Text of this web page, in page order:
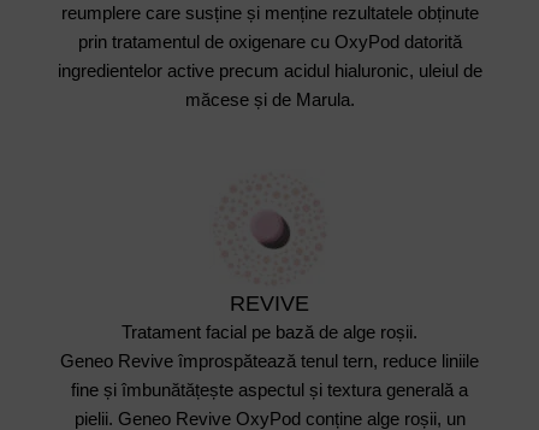
reumplere care susține și menține rezultatele obținute
prin tratamentul de oxigenare cu OxyPod datorită
ingredientelor active precum acidul hialuronic, uleiul de
măcese și de Marula.
REVIVE
Tratament facial pe bază de alge roșii.
Geneo Revive împrospătează tenul tern, reduce liniile
fine și îmbunătățește aspectul și textura generală a
pielii. Geneo Revive OxyPod conține alge roșii, un